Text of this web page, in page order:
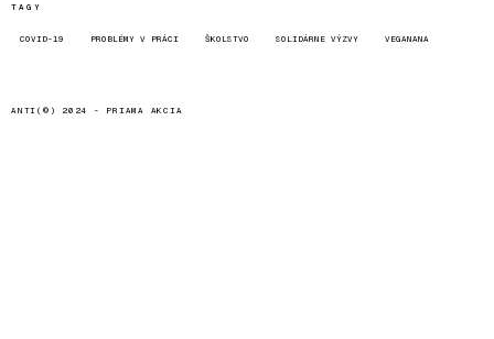
TAGY
COVID-19 PROBLÉMY V PRÁCI ŠKOLSTVO SOLIDÁRNE VÝZVY VEGANANA
ANTI(©) 2024 - PRIAMA AKCIA